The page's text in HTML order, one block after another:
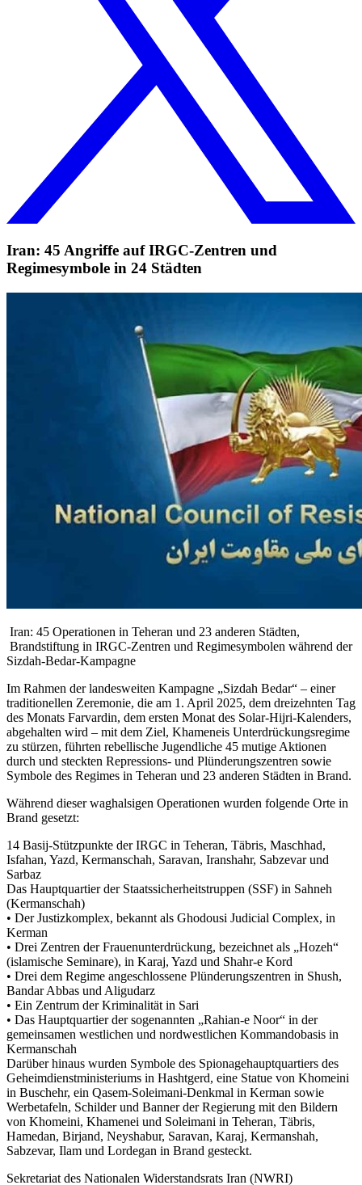
Iran: 45 Angriffe auf IRGC-Zentren und
Regimesymbole in 24 Städten
Iran: 45 Operationen in Teheran und 23 anderen Städten,
Brandstiftung in IRGC-Zentren und Regimesymbolen während der
Sizdah-Bedar-Kampagne
Im Rahmen der landesweiten Kampagne „Sizdah Bedar“ – einer
traditionellen Zeremonie, die am 1. April 2025, dem dreizehnten Tag
des Monats Farvardin, dem ersten Monat des Solar-Hijri-Kalenders,
abgehalten wird – mit dem Ziel, Khameneis Unterdrückungsregime
zu stürzen, führten rebellische Jugendliche 45 mutige Aktionen
durch und steckten Repressions- und Plünderungszentren sowie
Symbole des Regimes in Teheran und 23 anderen Städten in Brand.
Während dieser waghalsigen Operationen wurden folgende Orte in
Brand gesetzt:
14 Basij-Stützpunkte der IRGC in Teheran, Täbris, Maschhad,
Isfahan, Yazd, Kermanschah, Saravan, Iranshahr, Sabzevar und
Sarbaz
Das Hauptquartier der Staatssicherheitstruppen (SSF) in Sahneh
(Kermanschah)
• Der Justizkomplex, bekannt als Ghodousi Judicial Complex, in
Kerman
• Drei Zentren der Frauenunterdrückung, bezeichnet als „Hozeh“
(islamische Seminare), in Karaj, Yazd und Shahr-e Kord
• Drei dem Regime angeschlossene Plünderungszentren in Shush,
Bandar Abbas und Aligudarz
• Ein Zentrum der Kriminalität in Sari
• Das Hauptquartier der sogenannten „Rahian-e Noor“ in der
gemeinsamen westlichen und nordwestlichen Kommandobasis in
Kermanschah
Darüber hinaus wurden Symbole des Spionagehauptquartiers des
Geheimdienstministeriums in Hashtgerd, eine Statue von Khomeini
in Buschehr, ein Qasem-Soleimani-Denkmal in Kerman sowie
Werbetafeln, Schilder und Banner der Regierung mit den Bildern
von Khomeini, Khamenei und Soleimani in Teheran, Täbris,
Hamedan, Birjand, Neyshabur, Saravan, Karaj, Kermanshah,
Sabzevar, Ilam und Lordegan in Brand gesteckt.
Sekretariat des Nationalen Widerstandsrats Iran (NWRI)